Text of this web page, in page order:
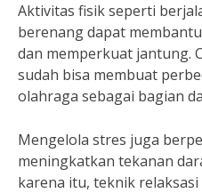
Aktivitas fisik seperti
berenang dapat
dan memperkuat jantung.
sudah bisa membuat
olahraga sebagai bagian
Mengelola stres juga
meningkatkan tekanan
karena itu, teknik